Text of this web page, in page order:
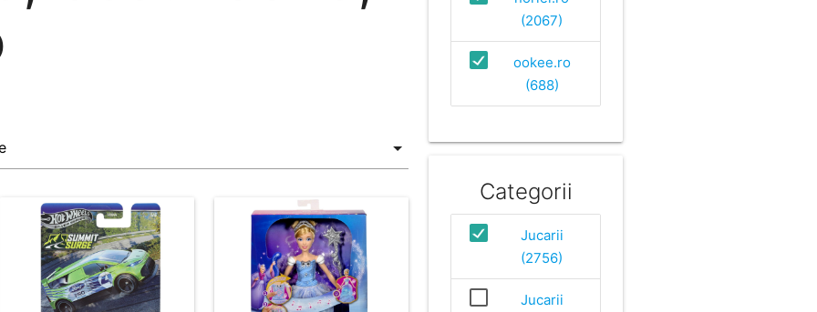
(2067)
ookee.ro
(688)
Categorii
Jucarii
(2756)
Jucarii